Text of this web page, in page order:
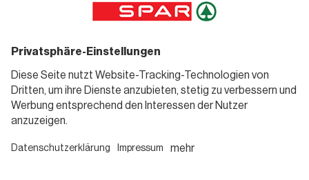
Gutscheine
Weinwelt
Bierwelt
Informieren
Teilnahmebedingungen
Pressemitteilungen
Folge uns